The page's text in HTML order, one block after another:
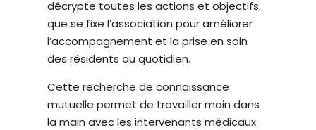
décrypte toutes les actions et objectifs
que se fixe l’association pour améliorer
l’accompagnement et la prise en soin
des résidents au quotidien.
Cette recherche de connaissance
mutuelle permet de travailler main dans
la main avec les intervenants médicaux